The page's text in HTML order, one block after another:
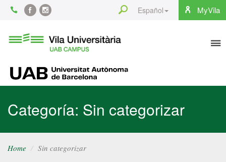
Content FacebookInstagram MyVila
Español
Search
Universitària
UAB
Categoría: Sin categorizar
Home Sin categorizar